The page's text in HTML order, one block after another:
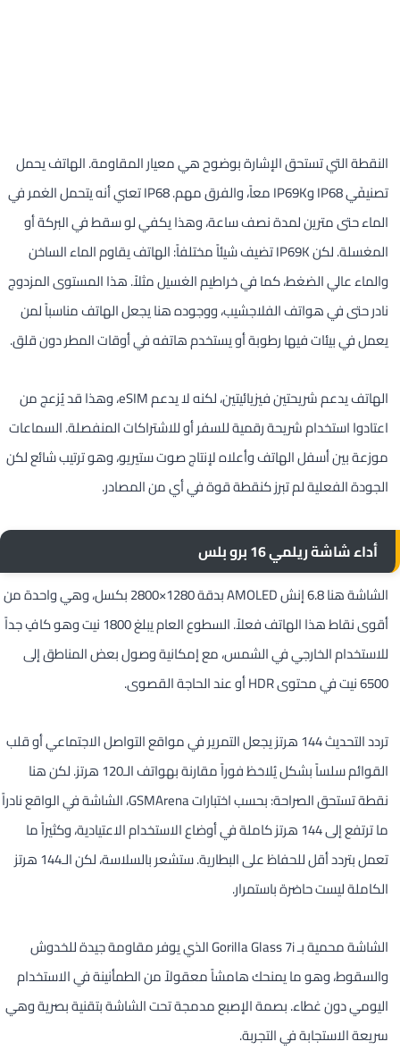
النقطة التي تستحق الإشارة بوضوح هي معيار المقاومة. الهاتف يحمل
تصنيفَي IP68 وIP69K معاً، والفرق مهم. IP68 تعني أنه يتحمل الغمر في
الماء حتى مترين لمدة نصف ساعة، وهذا يكفي لو سقط في البركة أو
المغسلة. لكن IP69K تضيف شيئاً مختلفاً: الهاتف يقاوم الماء الساخن
والماء عالي الضغط، كما في خراطيم الغسيل مثلاً. هذا المستوى المزدوج
نادر حتى في هواتف الفلاجشيب، ووجوده هنا يجعل الهاتف مناسباً لمن
يعمل في بيئات فيها رطوبة أو يستخدم هاتفه في أوقات المطر دون قلق.
الهاتف يدعم شريحتين فيزيائيتين، لكنه لا يدعم eSIM، وهذا قد يُزعج من
اعتادوا استخدام شريحة رقمية للسفر أو للاشتراكات المنفصلة. السماعات
موزعة بين أسفل الهاتف وأعلاه لإنتاج صوت ستيريو، وهو ترتيب شائع لكن
الجودة الفعلية لم تبرز كنقطة قوة في أي من المصادر.
أداء شاشة ريلمي 16 برو بلس
الشاشة هنا 6.8 إنش AMOLED بدقة 1280×2800 بكسل، وهي واحدة من
أقوى نقاط هذا الهاتف فعلاً. السطوع العام يبلغ 1800 نيت وهو كافٍ جداً
للاستخدام الخارجي في الشمس، مع إمكانية وصول بعض المناطق إلى
6500 نيت في محتوى HDR أو عند الحاجة القصوى.
تردد التحديث 144 هرتز يجعل التمرير في مواقع التواصل الاجتماعي أو قلب
القوائم سلساً بشكل يُلاحَظ فوراً مقارنة بهواتف الـ120 هرتز. لكن هنا
نقطة تستحق الصراحة: بحسب اختبارات GSMArena، الشاشة في الواقع نادراً
ما ترتفع إلى 144 هرتز كاملة في أوضاع الاستخدام الاعتيادية، وكثيراً ما
تعمل بتردد أقل للحفاظ على البطارية. ستشعر بالسلاسة، لكن الـ144 هرتز
الكاملة ليست حاضرة باستمرار.
الشاشة محمية بـ Gorilla Glass 7i الذي يوفر مقاومة جيدة للخدوش
والسقوط، وهو ما يمنحك هامشاً معقولاً من الطمأنينة في الاستخدام
اليومي دون غطاء. بصمة الإصبع مدمجة تحت الشاشة بتقنية بصرية وهي
سريعة الاستجابة في التجربة.